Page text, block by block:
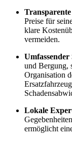
Preise für
klare
vermeiden.
Umfassender
und Bergung,
Organisation
Lokale
ermöglicht